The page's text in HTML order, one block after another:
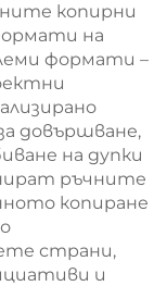
копирни
на
формати –
довършване,
на дупки
ръчните
копиране
страни,
и